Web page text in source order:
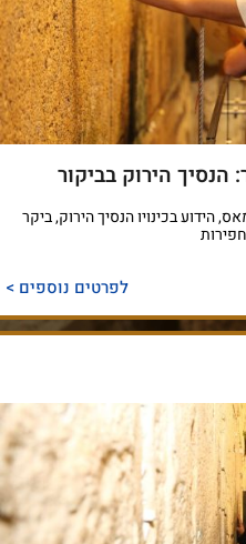
הנסיך הירוק בביקור
הידוע בכינויו הנסיך הירוק, ביקר
לפרטים נוספים >